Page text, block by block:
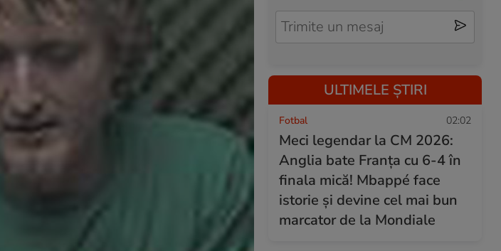
ULTIMELE ȘTIRI
Fotbal 02:02
Meci legendar la CM 2026:
Anglia bate Franța cu 6-4 în
finala mică! Mbappé face
istorie și devine cel mai bun
marcator de la Mondiale